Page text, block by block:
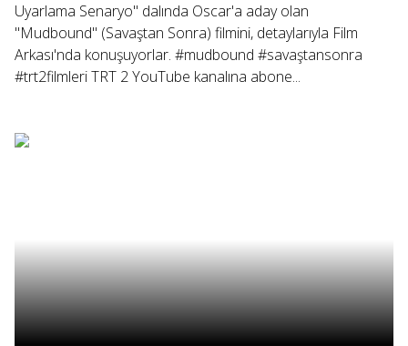
Uyarlama Senaryo" dalında Oscar'a aday olan
"Mudbound" (Savaştan Sonra) filmini, detaylarıyla Film
Arkası'nda konuşuyorlar. #mudbound #savaştansonra
#trt2filmleri TRT 2 YouTube kanalına abone...